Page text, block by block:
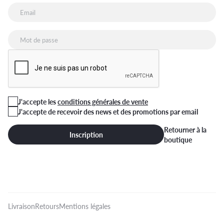
J'accepte lesconditions générales de vente
J'accepte de recevoir des news et des promotions par email
Inscription
Retourner à la
boutique
LivraisonRetoursMentions légales